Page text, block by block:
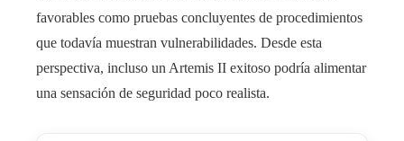
favorables como pruebas concluyentes de procedimientos
que todavía muestran vulnerabilidades. Desde esta
perspectiva, incluso un Artemis II exitoso podría alimentar
una sensación de seguridad poco realista.